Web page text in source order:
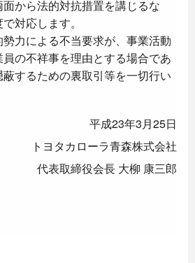
から法的対抗措置を講じるな
対応します。
力による不当要求が、事業活動
の不祥事を理由とする場合であ
するための裏取引等を一切行い
平成23年3月25日
トヨタカローラ青森株式会社
代表取締役会長 大柳 康三郎